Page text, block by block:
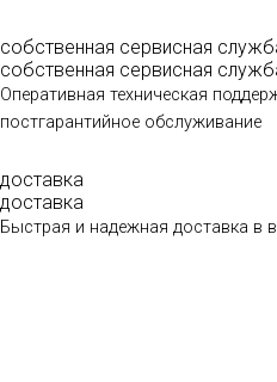
собственная сервисная
собственная сервисная
Оперативная техническая
постгарантийное обслуживание
доставка
доставка
Быстрая и надежная доставка в